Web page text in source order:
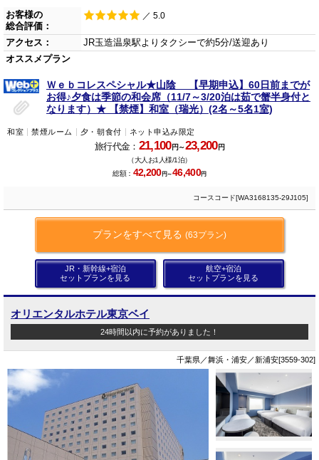
お客様の
総合評価：
／ 5.0
アクセス：
JR玉造温泉駅よりタクシーで約5分/送迎あり
オススメプラン
Ｗｅｂコレスペシャル★山陰 【早期申込】60日前までが
お得♪夕食は季節の和会席（11/7～3/20泊は茹で蟹半身付と
なります）★ 【禁煙】和室（瑞光）(2名～5名1室)
和室 禁煙ルーム 夕・朝食付 ネット申込み限定
旅行代金： 21,100円～23,200円
（大人お1人様/1泊）
総額： 42,200円～46,400円
コースコード[WA3168135-29J105]
プランをすべて見る (63プラン)
JR・新幹線+宿泊
セットプランを見る
航空+宿泊
セットプランを見る
オリエンタルホテル東京ベイ
24時間以内に予約がありました！
千葉県／舞浜・浦安／新浦安[3559-302]